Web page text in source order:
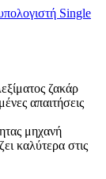
ζακάρ
απαιτήσεις
μηχανή
καλύτερα στις